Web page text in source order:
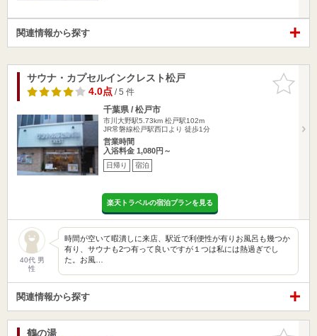
関連情報から探す
お気に入
りに追加
サウナ・カプセルインクレスト松戸
4.0点/ 5 件
千葉県 / 松戸市
市川大野駅5.73km 松戸駅102m
JR常磐線松戸駅西口より 徒歩1分
営業時間
入浴料金 1,080円～
日帰り 宿泊
楽天トラベルの宿泊プランを見る
40代 男
性
時間が空いて暇潰しに来店、駅近で利便性が有りお風呂も幾つか
有り、サウナも2つ有って良いですが１つは私には熱過ぎでし
た。お風…
関連情報から探す
お気に入
鶴の湯